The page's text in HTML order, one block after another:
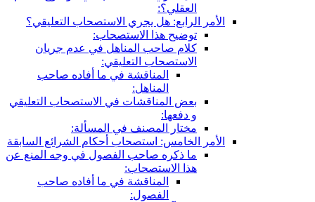
العقلي؟:
الأمر الرابع: هل يجري الاستصحاب التعليقي؟
توضيح هذا الاستصحاب:
كلام صاحب المناهل في عدم جريان
الاستصحاب التعليقي:
المناقشة في ما أفاده صاحب
المناهل:
بعض المناقشات في الاستصحاب التعليقي
و دفعها:
مختار المصنف في المسألة:
الأمر الخامس: استصحاب أحكام الشرائع السابقة
ما ذكره صاحب الفصول في وجه المنع عن
هذا الاستصحاب:
المناقشة في ما أفاده صاحب
الفصول: